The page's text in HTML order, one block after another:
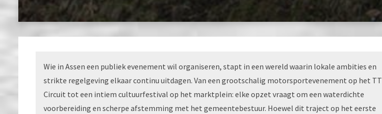
Wie in Assen een publiek evenement wil organiseren, stapt in een wereld waarin lokale ambities en
strikte regelgeving elkaar continu uitdagen. Van een grootschalig motorsportevenement op het TT
Circuit tot een intiem cultuurfestival op het marktplein: elke opzet vraagt om een waterdichte
voorbereiding en scherpe afstemming met het gemeentebestuur. Hoewel dit traject op het eerste